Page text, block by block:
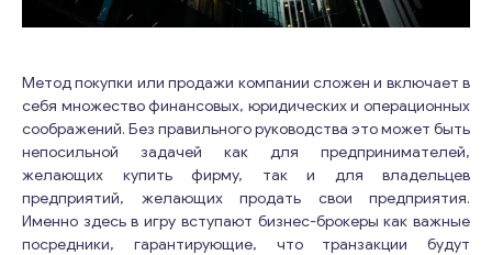
Метод покупки или продажи компании сложен и включает в
себя множество финансовых, юридических и операционных
соображений. Без правильного руководства это может быть
непосильной задачей как для предпринимателей,
желающих купить фирму, так и для владельцев
предприятий, желающих продать свои предприятия.
Именно здесь в игру вступают бизнес-брокеры как важные
посредники, гарантирующие, что транзакции будут